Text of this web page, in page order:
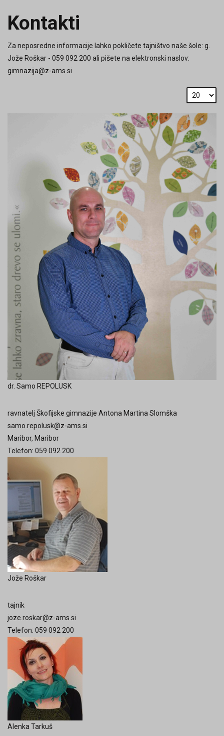
Kontakti
Za neposredne informacije lahko pokličete tajništvo naše šole: g.
Jože Roškar - 059 092 200 ali pišete na elektronski naslov:
gimnazija@z-ams.si
dr. Samo REPOLUSK
ravnatelj Škofijske gimnazije Antona Martina Slomška
samo.repolusk@z-ams.si
Maribor, Maribor
Telefon: 059 092 200
Jože Roškar
tajnik
joze.roskar@z-ams.si
Telefon: 059 092 200
Alenka Tarkuš